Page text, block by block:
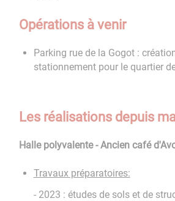
Opérations à venir
Parking rue de la Gogot :
stationnement pour le quartier
Les réalisations depuis
Halle polyvalente - Ancien café
Travaux préparatoires:
- 2023 : études de sols et de